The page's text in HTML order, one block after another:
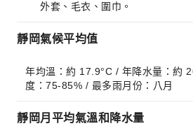
外套、毛衣、圍巾。
靜岡氣候平均值
年均溫：約 17.9°C / 年降水量：約
度：75-85% / 最多雨月份：八月
靜岡月平均氣溫和降水量